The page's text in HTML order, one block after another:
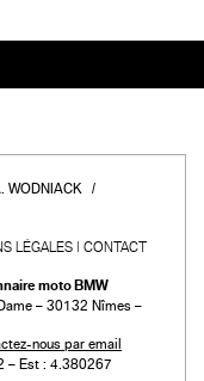
WODNIACK
LÉGALES CONTACT
moto BMW
– 30132 Nîmes –
nous par email
– Est : 4.380267